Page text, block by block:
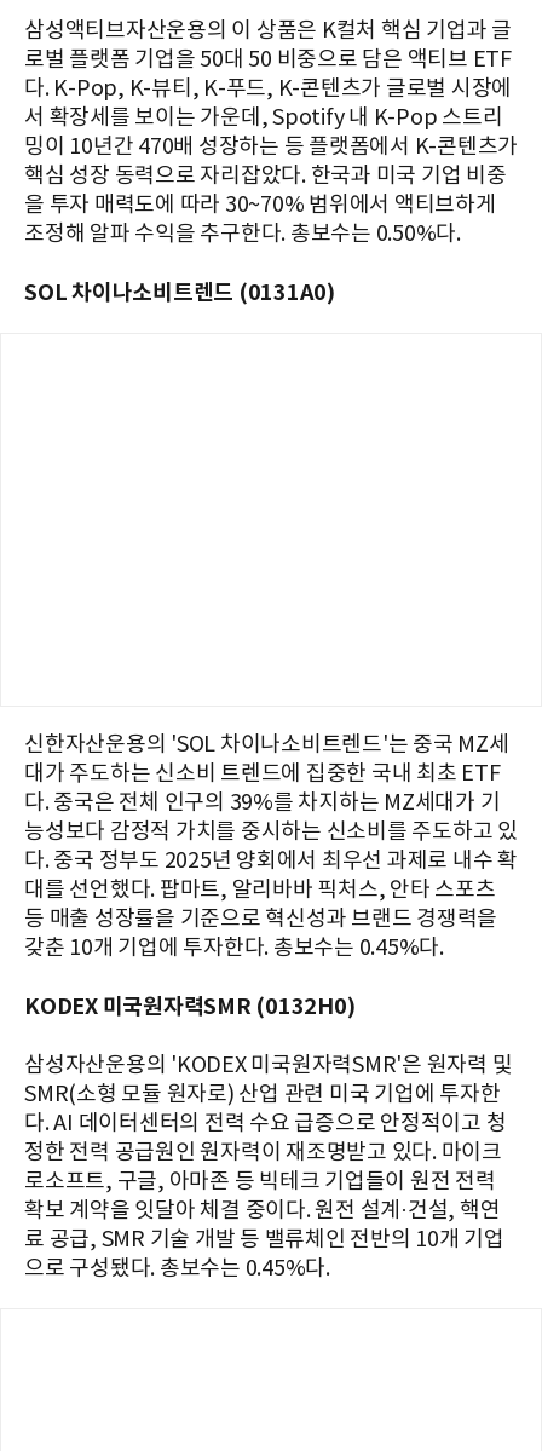
삼성액티브자산운용의 이 상품은 K컬처 핵심 기업과 글
로벌 플랫폼 기업을 50대 50 비중으로 담은 액티브 ETF
다. K-Pop, K-뷰티, K-푸드, K-콘텐츠가 글로벌 시장에
서 확장세를 보이는 가운데, Spotify 내 K-Pop 스트리
밍이 10년간 470배 성장하는 등 플랫폼에서 K-콘텐츠가
핵심 성장 동력으로 자리잡았다. 한국과 미국 기업 비중
을 투자 매력도에 따라 30~70% 범위에서 액티브하게
조정해 알파 수익을 추구한다. 총보수는 0.50%다.
SOL 차이나소비트렌드 (0131A0)
신한자산운용의 'SOL 차이나소비트렌드'는 중국 MZ세
대가 주도하는 신소비 트렌드에 집중한 국내 최초 ETF
다. 중국은 전체 인구의 39%를 차지하는 MZ세대가 기
능성보다 감정적 가치를 중시하는 신소비를 주도하고 있
다. 중국 정부도 2025년 양회에서 최우선 과제로 내수 확
대를 선언했다. 팝마트, 알리바바 픽처스, 안타 스포츠
등 매출 성장률을 기준으로 혁신성과 브랜드 경쟁력을
갖춘 10개 기업에 투자한다. 총보수는 0.45%다.
KODEX 미국원자력SMR (0132H0)
삼성자산운용의 'KODEX 미국원자력SMR'은 원자력 및
SMR(소형 모듈 원자로) 산업 관련 미국 기업에 투자한
다. AI 데이터센터의 전력 수요 급증으로 안정적이고 청
정한 전력 공급원인 원자력이 재조명받고 있다. 마이크
로소프트, 구글, 아마존 등 빅테크 기업들이 원전 전력
확보 계약을 잇달아 체결 중이다. 원전 설계·건설, 핵연
료 공급, SMR 기술 개발 등 밸류체인 전반의 10개 기업
으로 구성됐다. 총보수는 0.45%다.